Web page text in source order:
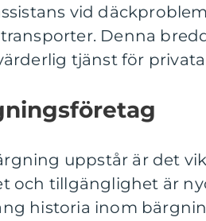
vid
Denna
tjänst för
uppstår är det
och tillgänglighet är
historia inom